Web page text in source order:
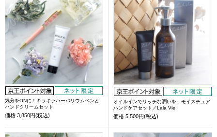
気分をONに！キラキラハーバリウムペンと
ハンドクリームセット
価格 3,850円(税込)
オイルインでリッチな潤いを モイスチュア
ハンドケアセット／Lala Vie
価格 5,500円(税込)